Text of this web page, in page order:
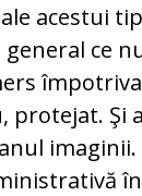
acestui
ce
protejat. Şi
imaginii.